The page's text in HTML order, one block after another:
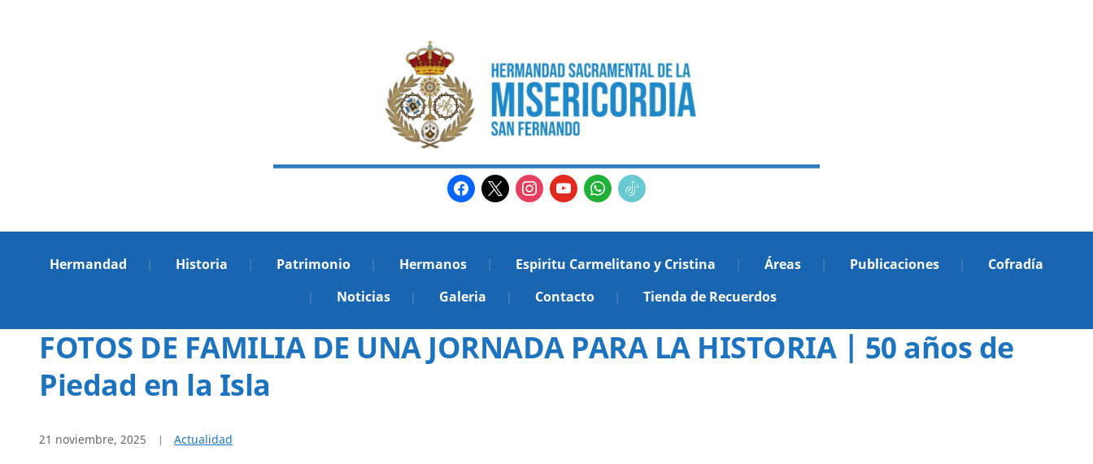
facebook
x instagram
youtubewhatsapp
tiktok2
Hermandad Historia Patrimonio Hermanos Espiritu Carmelitano y Cristina Áreas Publicaciones
Cofradía
Noticias
Galeria Contacto Tienda de Recuerdos
FOTOS DE FAMILIA DE UNA JORNADA PARA LA HISTORIA | 50 años de
Piedad en la Isla
21 noviembre, 2025 Actualidad